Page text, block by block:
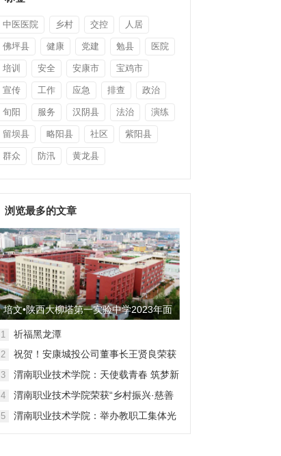
中医医院 乡村 交控 人居
佛坪县 健康 党建 勉县 医院
培训 安全 安康市 宝鸡市
宣传 工作 应急 排查 政治
旬阳 服务 汉阴县 法治 演练
留坝县 略阳县 社区 紫阳县
群众 防汛 黄龙县
浏览最多的文章
培文•陕西大柳塔第一实验中学2023年面
向全国招聘教师启事
1 祈福黑龙潭
2
祝贺！安康城投公司董事长王贤良荣获
3
渭南职业技术学院：天使载青春 筑梦新
4
渭南职业技术学院荣获“乡村振兴·慈善
5
渭南职业技术学院：举办教职工集体光